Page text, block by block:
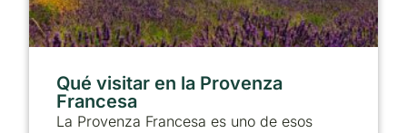
Qué visitar en la Provenza
Francesa
La Provenza Francesa es uno de esos